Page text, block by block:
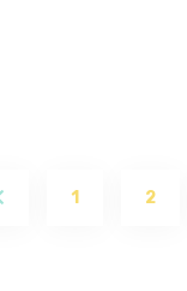
1 2